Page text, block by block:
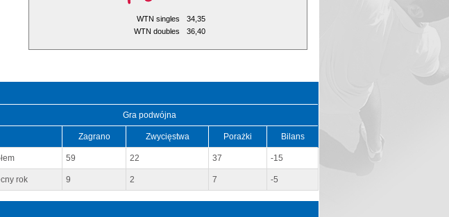
WTN singles
34,35
WTN doubles
36,40
Gra podwójna
Zagrano Zwycięstwa Porażki Bilans
59 22 37 -15
rok 9 2 7 -5